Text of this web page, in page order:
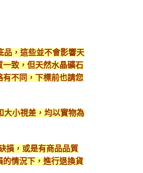
品，這些並不會影響天
致，但天然水晶礦石
不同，下標前也請您
大小視差，均以實物為
損，或是有商品品質
情況下，進行退換貨